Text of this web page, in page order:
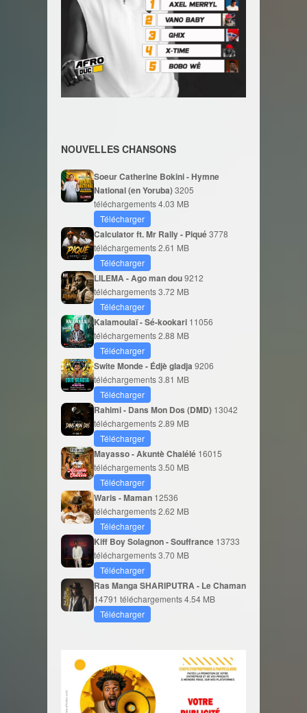
NOUVELLES CHANSONS
Soeur Catherine Bokini - Hymne
National (en Yoruba)3205
téléchargements4.03 MB
Télécharger
Calculator ft. Mr Rally - Piqué3778
téléchargements2.61 MB
Télécharger
LILEMA - Ago man dou9212
téléchargements3.72 MB
Télécharger
Kalamoulaï - Sé-kookari 11056
téléchargements2.88 MB
Télécharger
Swite Monde - Édjè gladja 9206
téléchargements3.81 MB
Télécharger
Rahimi - Dans Mon Dos (DMD) 13042
téléchargements2.89 MB
Télécharger
Mayasso - Akuntè Chalélé 16015
téléchargements3.50 MB
Télécharger
Waris - Maman 12536
téléchargements2.62 MB
Télécharger
Kiff Boy Solagnon - Souffrance 13733
téléchargements3.70 MB
Télécharger
Ras Manga SHARIPUTRA - Le Chaman
14791 téléchargements4.54 MB
Télécharger